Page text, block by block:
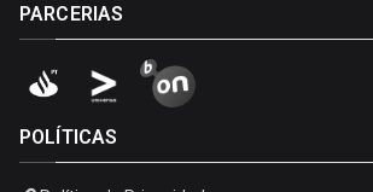
PARCERIAS
POLÍTICAS